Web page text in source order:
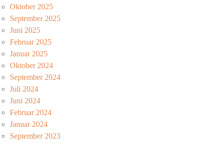
Oktober 2025
September 2025
Juni 2025
Februar 2025
Januar 2025
Oktober 2024
September 2024
Juli 2024
Juni 2024
Februar 2024
Januar 2024
September 2023